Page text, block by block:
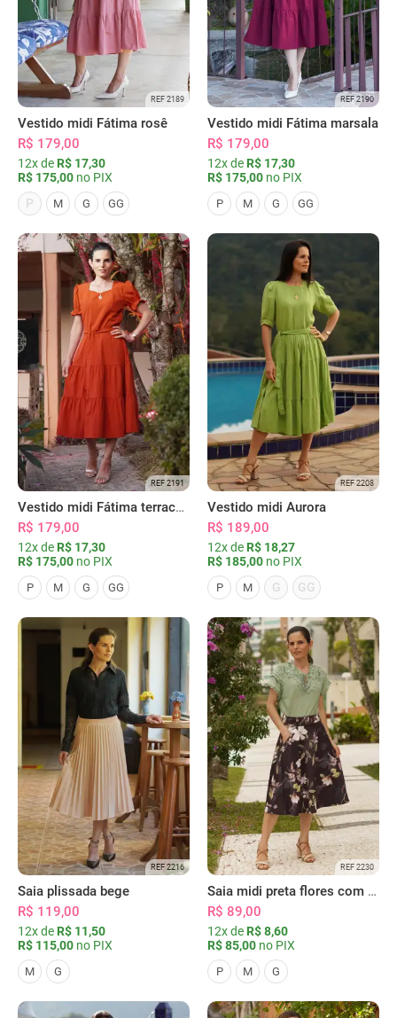
REF 2189
Vestido midi Fátima rosê
R$ 179,00
12x de R$ 17,30
R$ 175,00 no PIX
P
M G GG
REF 2190
Vestido midi Fátima marsala
R$ 179,00
12x de R$ 17,30
R$ 175,00 no PIX
P M G GG
REF 2191
Vestido midi Fátima terracota
R$ 179,00
12x de R$ 17,30
R$ 175,00 no PIX
P M G GG
REF 2208
Vestido midi Aurora
R$ 189,00
12x de R$ 18,27
R$ 185,00 no PIX
P M G GG
REF 2216
Saia plissada bege
R$ 119,00
12x de R$ 11,50
R$ 115,00 no PIX
M G
REF 2230
Saia midi preta flores com bolsos
R$ 89,00
12x de R$ 8,60
R$ 85,00 no PIX
P M G